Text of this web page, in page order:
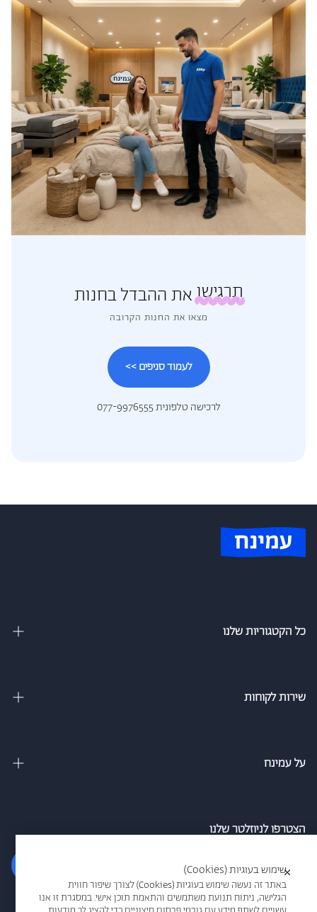
שימוש בעוגיות (Cookies)
באתר זה נעשה שימוש בעוגיות (Cookies) לצורך שיפור חווית
הגלישה, ניתוח תנועת משתמשים והתאמת תוכן אישי. במסגרת זו אנו
×
תרגישואת ההבדל בחנות
מצאו את החנות הקרובה
לעמוד סניפים >>
לרכישה טלפונית 077-9976555
כל הקטגוריות שלנו
מיטה וחצי
כריות
שירות לקוחות
מדיניות משלוחים
תקנון אתר
תקנון מבצעים
על עמינח
מגזין
עמינח מדיק
הצטרפו לניוזלטר שלנו